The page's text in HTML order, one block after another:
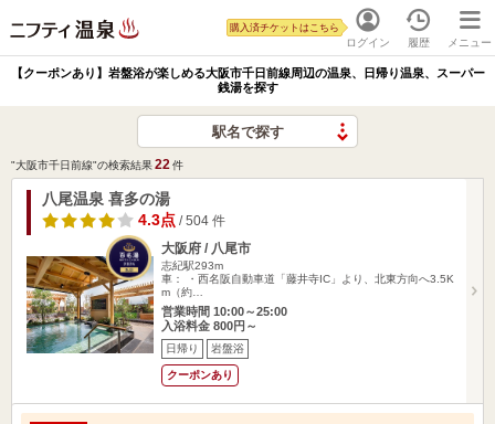
ログイン
購入済チケットはこちら
履歴 メニュー
【クーポンあり】岩盤浴が楽しめる大阪市千日前線周辺の温泉、日帰り温泉、スーパー
銭湯を探す
駅名で探す
"大阪市千日前線"の検索結果22 件
八尾温泉 喜多の湯
4.3点 / 504 件
大阪府 / 八尾市
志紀駅293m
車： ・西名阪自動車道「藤井寺IC」より、北東方向へ3.5K
m（約…
営業時間 10:00～25:00
入浴料金 800円～
日帰り 岩盤浴
クーポンあり